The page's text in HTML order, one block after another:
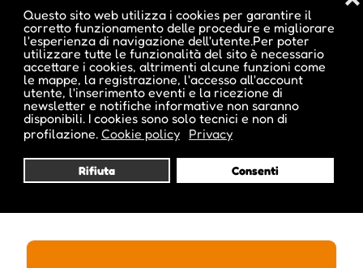
Questo sito web utilizza i cookies per garantire il
corretto funzionamento delle procedure e migliorare
l'esperienza di navigazione dell'utente.Per poter
utilizzare tutte le funzionalità del sito è necessario
accettare i cookies, altrimenti alcune funzioni come
le mappe, la registrazione, l'accesso all'account
utente, l'inserimento eventi e la ricezione di
newsletter e notifiche informative non saranno
disponibili. I cookies sono solo tecnici e non di
profilazione. Cookie policy Privacy
Rifiuta Consenti
Date e orari evento :
L'evento si tiene dal 02 Feb 2013 al 03 Feb 2013